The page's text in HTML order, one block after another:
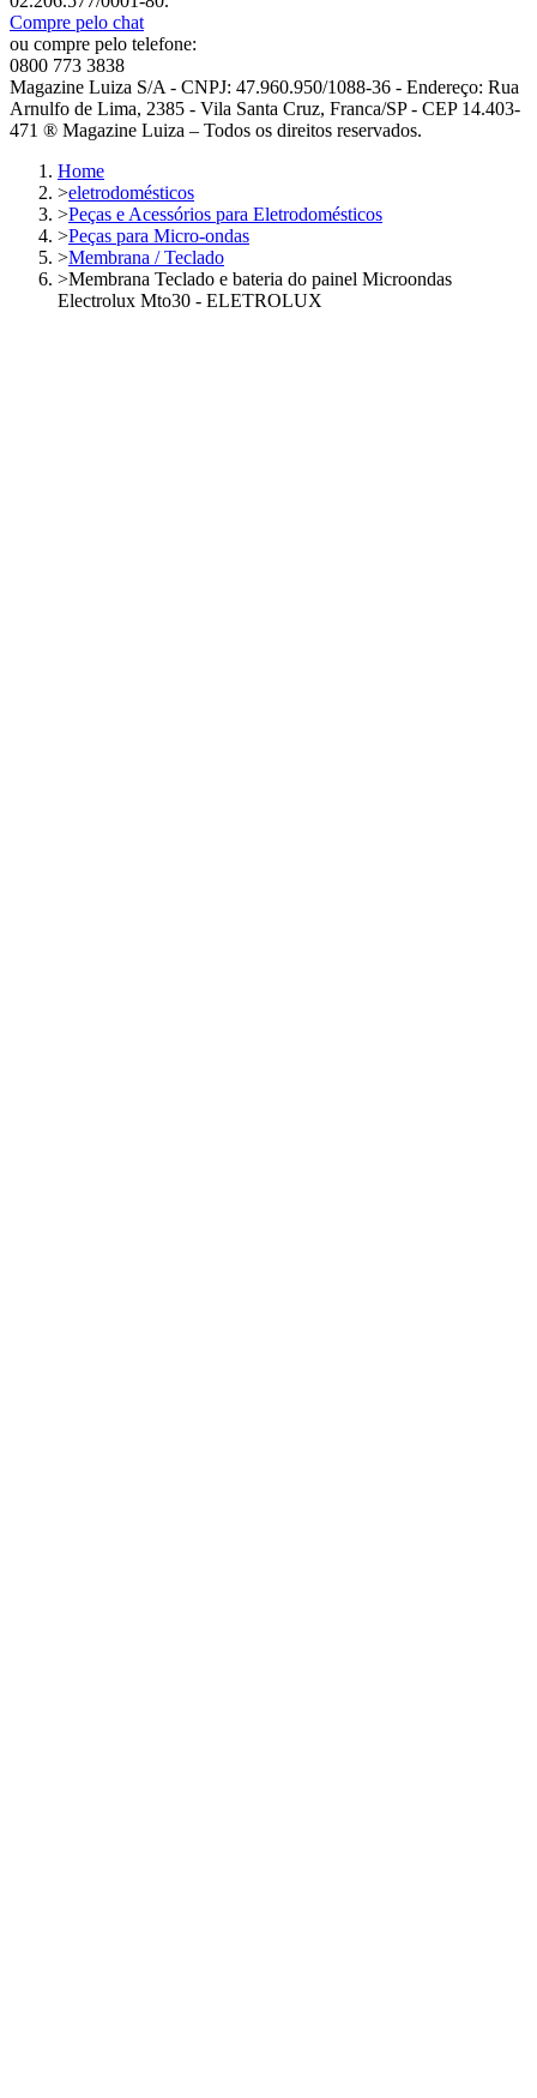
Compre pelo chat
ou compre pelo telefone:
0800 773 3838
Magazine Luiza S/A - CNPJ: 47.960.950/1088-36 - Endereço: Rua
Arnulfo de Lima, 2385 - Vila Santa Cruz, Franca/SP - CEP 14.403-
471 ® Magazine Luiza – Todos os direitos reservados.
Home
>eletrodomésticos
>Peças e Acessórios para Eletrodomésticos
>Peças para Micro-ondas
>Membrana / Teclado
>Membrana Teclado e bateria do painel Microondas
Electrolux Mto30 - ELETROLUX